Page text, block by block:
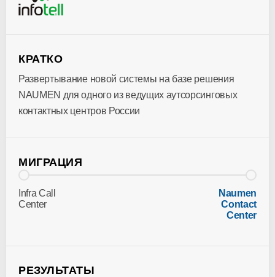
КРАТКО
Развертывание новой системы на базе решения
NAUMEN для одного из ведущих аутсорсинговых
контактных центров России
МИГРАЦИЯ
Infra Call
Center
Naumen
Contact
Center
РЕЗУЛЬТАТЫ